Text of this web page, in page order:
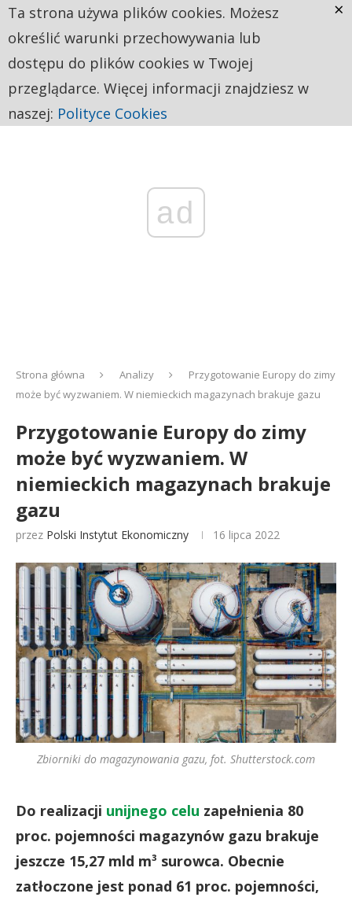
ad
Strona główna Analizy
Przygotowanie Europy do zimy
może być wyzwaniem. W niemieckich magazynach brakuje gazu
Przygotowanie Europy do zimy
może być wyzwaniem. W
niemieckich magazynach brakuje
gazu
przez Polski Instytut Ekonomiczny 16 lipca 2022
Zbiorniki do magazynowania gazu, fot. Shutterstock.com
Do realizacji unijnego celu zapełnienia 80
proc. pojemności magazynów gazu brakuje
jeszcze 15,27 mld m³ surowca. Obecnie
zatłoczone jest ponad 61 proc. pojemności,
Ta strona używa plików cookies. Możesz
określić warunki przechowywania lub
dostępu do plików cookies w Twojej
przeglądarce. Więcej informacji znajdziesz w
naszej: Polityce Cookies
×